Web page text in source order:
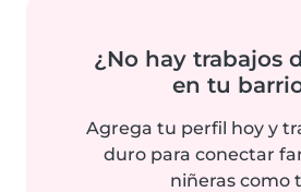
¿No hay trabajos
en tu
Agrega tu perfil hoy y
duro para conectar
niñeras como